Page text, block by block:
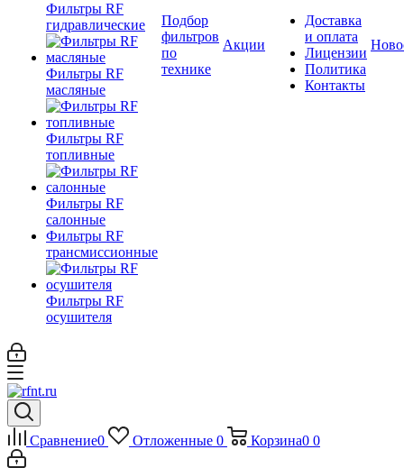
Фильтры RF
гидравлические
Фильтры RF
масляные
Фильтры RF
топливные
Фильтры RF
салонные
Фильтры RF
трансмиссионные
Фильтры RF
осушителя
Подбор
фильтров
по
технике
Акции
Доставка
и оплата
Лицензии
Политика
Контакты
Сравнение0 Отложенные 0 Корзина0 0